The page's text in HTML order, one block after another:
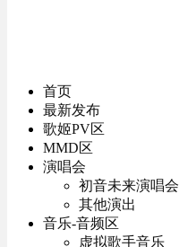
首页
最新发布
歌姬PV区
MMD区
演唱会
初音未来演唱会
其他演出
音乐-音频区
虚拟歌手音乐